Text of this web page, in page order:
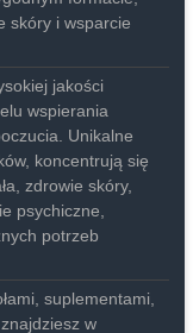
skóry i wsparcie
jakości
wspierania
Unikalne
koncentrują się
zdrowie skóry,
psychiczne,
potrzeb
suplementami,
w